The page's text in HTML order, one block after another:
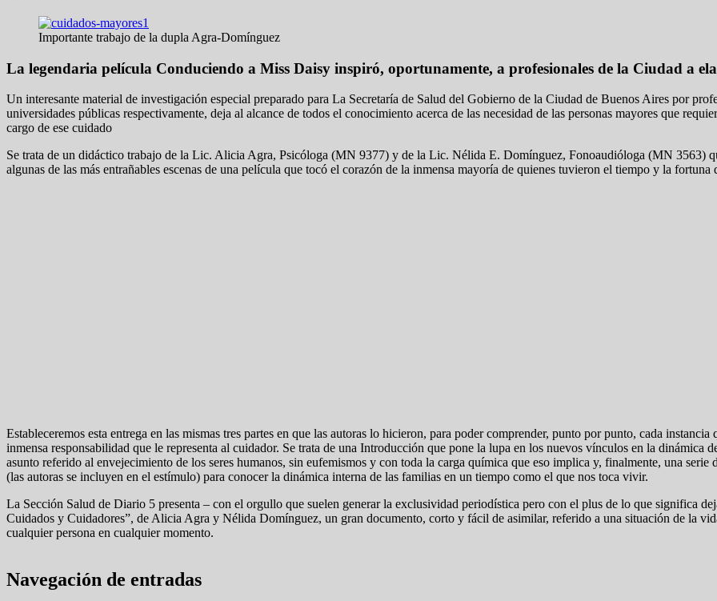
Importante trabajo de la dupla Agra-Domínguez
La legendaria película Conduciendo a Miss Daisy inspiró, oportunamente, a profesionales de la Ciudad a
Un interesante material de investigación especial preparado para La Secretaría de Salud del Gobierno de la Ciudad de Buenos Aires por
universidades públicas respectivamente, deja al alcance de todos el conocimiento acerca de las necesidad de las personas mayores que
cargo de ese cuidado
Se trata de un didáctico trabajo de la Lic. Alicia Agra, Psicóloga (MN 9377) y de la Lic. Nélida E. Domínguez, Fonoaudióloga (MN 3563)
algunas de las más entrañables escenas de una película que tocó el corazón de la inmensa mayoría de quienes tuvieron el tiempo y la
Estableceremos esta entrega en las mismas tres partes en que las autoras lo hicieron, para poder comprender, punto por punto, cada
inmensa responsabilidad que le representa al cuidador. Se trata de una Introducción que pone la lupa en los nuevos vínculos en la dinámica
asunto referido al envejecimiento de los seres humanos, sin eufemismos y con toda la carga química que eso implica y, finalmente, una serie
(las autoras se incluyen en el estímulo) para conocer la dinámica interna de las familias en un tiempo como el que nos toca vivir.
La Sección Salud de Diario 5 presenta – con el orgullo que suelen generar la exclusividad periodística pero con el plus de lo que significa
Cuidados y Cuidadores”, de Alicia Agra y Nélida Domínguez, un gran documento, corto y fácil de asimilar, referido a una situación de la
cualquier persona en cualquier momento.
Navegación de entradas